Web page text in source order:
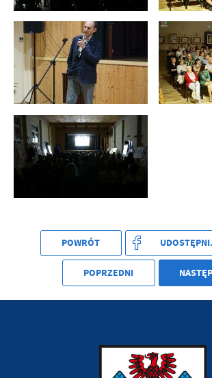
POWRÓT
POPRZEDNI
treści w postaci wiadomości, ofert,
społecznościowych.